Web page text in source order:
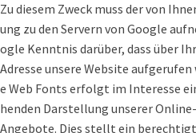
Zu diesem Zweck muss der von
ung zu den Servern von Google
ogle Kenntnis darüber, dass über
Adresse unsere Website
e Web Fonts erfolgt im Interesse
henden Darstellung unserer Online-
Angebote. Dies stellt ein